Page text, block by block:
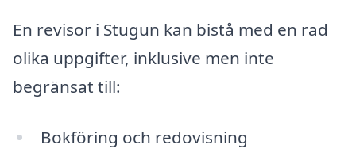
En revisor i Stugun kan bistå med en rad
olika uppgifter, inklusive men inte
begränsat till:
Bokföring och redovisning